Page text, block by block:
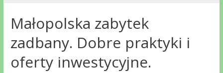
Małopolska zabytek
zadbany. Dobre praktyki i
oferty inwestycyjne.